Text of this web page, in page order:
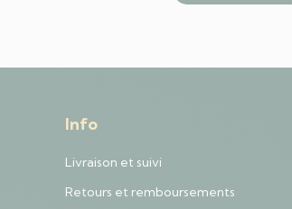
Info
Livraison et suivi
Retours et remboursements